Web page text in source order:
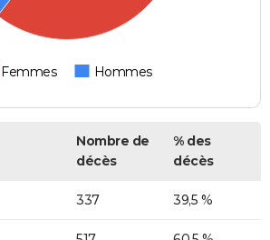
Femmes Hommes
Nombre de
décès
% des
décès
337 39,5 %